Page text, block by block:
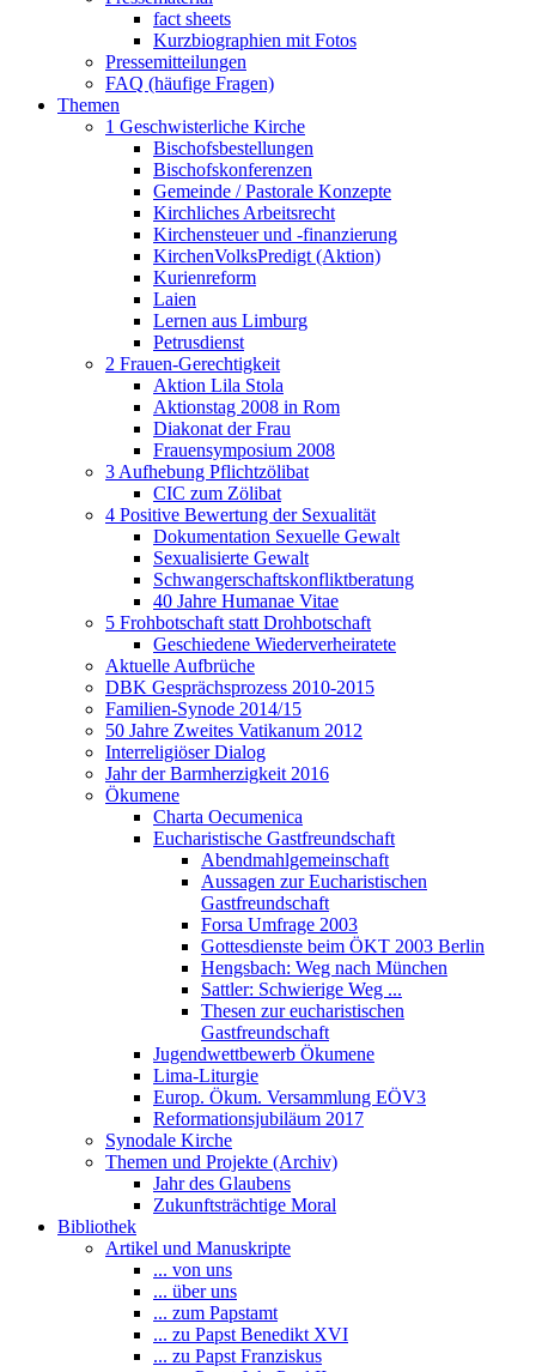
fact sheets
Kurzbiographien mit Fotos
Pressemitteilungen
FAQ (häufige Fragen)
Themen
1 Geschwisterliche Kirche
Bischofsbestellungen
Bischofskonferenzen
Gemeinde / Pastorale Konzepte
Kirchliches Arbeitsrecht
Kirchensteuer und -finanzierung
KirchenVolksPredigt (Aktion)
Kurienreform
Laien
Lernen aus Limburg
Petrusdienst
2 Frauen-Gerechtigkeit
Aktion Lila Stola
Aktionstag 2008 in Rom
Diakonat der Frau
Frauensymposium 2008
3 Aufhebung Pflichtzölibat
CIC zum Zölibat
4 Positive Bewertung der Sexualität
Dokumentation Sexuelle Gewalt
Sexualisierte Gewalt
Schwangerschaftskonfliktberatung
40 Jahre Humanae Vitae
5 Frohbotschaft statt Drohbotschaft
Geschiedene Wiederverheiratete
Aktuelle Aufbrüche
DBK Gesprächsprozess 2010-2015
Familien-Synode 2014/15
50 Jahre Zweites Vatikanum 2012
Interreligiöser Dialog
Jahr der Barmherzigkeit 2016
Ökumene
Charta Oecumenica
Eucharistische Gastfreundschaft
Abendmahlgemeinschaft
Aussagen zur Eucharistischen
Gastfreundschaft
Forsa Umfrage 2003
Gottesdienste beim ÖKT 2003 Berlin
Hengsbach: Weg nach München
Sattler: Schwierige Weg ...
Thesen zur eucharistischen
Gastfreundschaft
Jugendwettbewerb Ökumene
Lima-Liturgie
Europ. Ökum. Versammlung EÖV3
Reformationsjubiläum 2017
Synodale Kirche
Themen und Projekte (Archiv)
Jahr des Glaubens
Zukunftsträchtige Moral
Bibliothek
Artikel und Manuskripte
... von uns
... über uns
... zum Papstamt
... zu Papst Benedikt XVI
... zu Papst Franziskus